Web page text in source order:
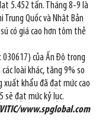
5.452 tấn. Tháng 8-9 là
Quốc và Nhật Bản
có giá cao hơn tôm thẻ
030617) của Ấn Độ trong
loài khác, tăng 9% so
xuất khẩu đã đạt mức cao
sẽ đạt mức kỷ lục.
www.spglobal.com